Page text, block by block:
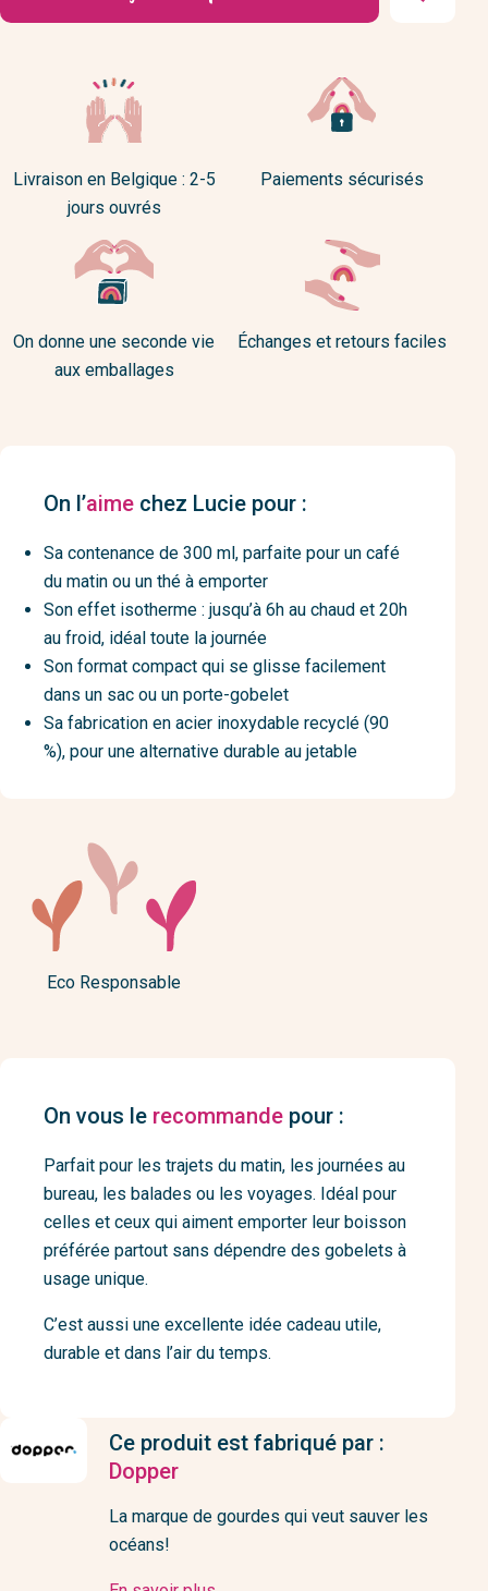
Livraison en Belgique : 2-5
jours ouvrés
Paiements sécurisés
On donne une seconde vie
aux emballages
Échanges et retours faciles
On l’aime chez Lucie pour :
Sa contenance de 300 ml, parfaite pour un café
du matin ou un thé à emporter
Son effet isotherme : jusqu’à 6h au chaud et 20h
au froid, idéal toute la journée
Son format compact qui se glisse facilement
dans un sac ou un porte-gobelet
Sa fabrication en acier inoxydable recyclé (90
%), pour une alternative durable au jetable
Eco Responsable
On vous le recommande pour :
Parfait pour les trajets du matin, les journées au
bureau, les balades ou les voyages. Idéal pour
celles et ceux qui aiment emporter leur boisson
préférée partout sans dépendre des gobelets à
usage unique.
C’est aussi une excellente idée cadeau utile,
durable et dans l’air du temps.
Ce produit est fabriqué par :
Dopper
La marque de gourdes qui veut sauver les
océans!